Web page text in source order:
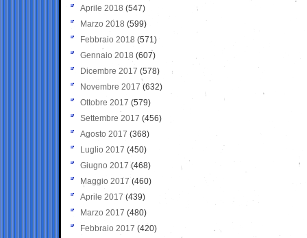
Aprile 2018 (547)
Marzo 2018 (599)
Febbraio 2018 (571)
Gennaio 2018 (607)
Dicembre 2017 (578)
Novembre 2017 (632)
Ottobre 2017 (579)
Settembre 2017 (456)
Agosto 2017 (368)
Luglio 2017 (450)
Giugno 2017 (468)
Maggio 2017 (460)
Aprile 2017 (439)
Marzo 2017 (480)
Febbraio 2017 (420)